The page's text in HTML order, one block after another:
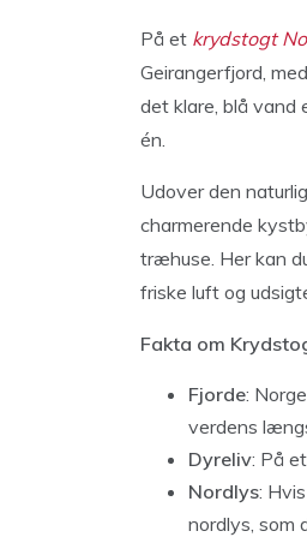
På et krydstogt
Geirangerfjord,
det klare, blå vand
én.
Udover den
charmerende
træhuse. Her kan
friske luft og
Fakta om
Fjorde:
verdens
Dyreliv: På
Nordlys:
nordlys, som